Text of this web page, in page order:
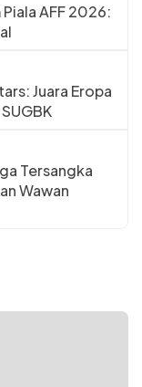
AFF 2026:
Juara Eropa
Tersangka
Wawan